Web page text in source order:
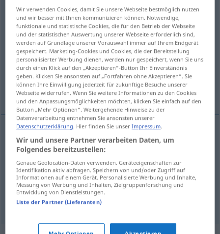
frontaleraf
Übersicht aller Übersetzungen
(Für mehr Details die Übersetzung anklicken/antippen)
Stirnriemen
Altarbehang, Paramenttruhe
Stirnriemenm frontaleraequitación
Altarbehangm frontalera CAT del altar
Paramenttruhef frontalera
Wir verwenden Cookies, damit Sie unsere Webseite bestmöglich nutzen
und wir besser mit Ihnen kommunizieren können. Notwendige,
funktionale und statistische Cookies, die für den Betrieb der Webseite
und der statistischen Auswertung unserer Webseite erforderlich sind,
werden auf Grundlage unserer Vorauswahl immer auf Ihrem Endgerät
gespeichert. Marketing-Cookies und Cookies, die der Bereitstellung
personalisierter Werbung dienen, werden nur gespeichert, wenn Sie uns
durch einen Klick auf den „Akzeptieren“-Button Ihr Einverständnis
geben. Klicken Sie ansonsten auf „Fortfahren ohne Akzeptieren“. Sie
können Ihre Einwilligung jederzeit für zukünftige Besuche unserer
Webseite widerrufen. Wenn Sie weitere Informationen zu den Cookies
und den Anpassungsmöglichkeiten möchten, klicken Sie einfach auf den
Button „Mehr Optionen“. Weitergehende Hinweise zu der
Datenverarbeitung entnehmen Sie ansonsten unserer
Datenschutzerklärung. Hier finden Sie unserImpressum.
Wir und unsere Partner verarbeiten Daten, um
Folgendes bereitzustellen:
Genaue Geolocation-Daten verwenden. Geräteeigenschaften zur
Identifikation aktiv abfragen. Speichern von und/oder Zugriff auf
Informationen auf einem Gerät. Personalisierte Werbung und Inhalte,
Messung von Werbung und Inhalten, Zielgruppenforschung und
Entwicklung von Dienstleistungen.
Liste der Partner (Lieferanten)